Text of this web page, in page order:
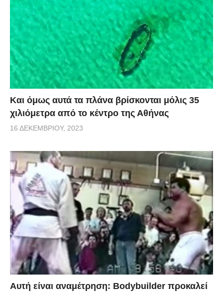
Και όμως αυτά τα πλάνα βρίσκονται μόλις 35
χιλιόμετρα από το κέντρο της Αθήνας
16 ΔΕΚΕΜΒΡΊΟΥ, 2023
Αυτή είναι αναμέτρηση: Bodybuilder προκαλεί